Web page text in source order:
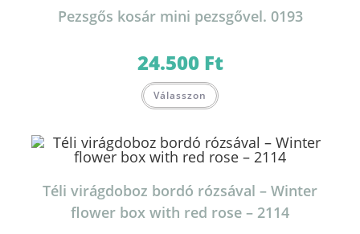
a
termékoldalon
Pezsgős kosár mini pezsgővel. 0193
24.500 Ft
Válasszon
Téli virágdoboz bordó rózsával – Winter
flower box with red rose – 2114